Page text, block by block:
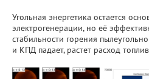
Угольная энергетика остается
электрогенерации, но её
стабильности горения
и КПД падает, растет расход